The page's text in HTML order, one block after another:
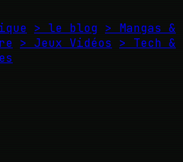
> le blog > Mangas &
> Jeux Vidéos
> Tech &